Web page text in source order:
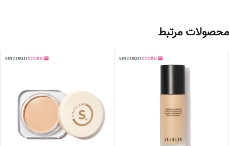
محصولات مرتبط